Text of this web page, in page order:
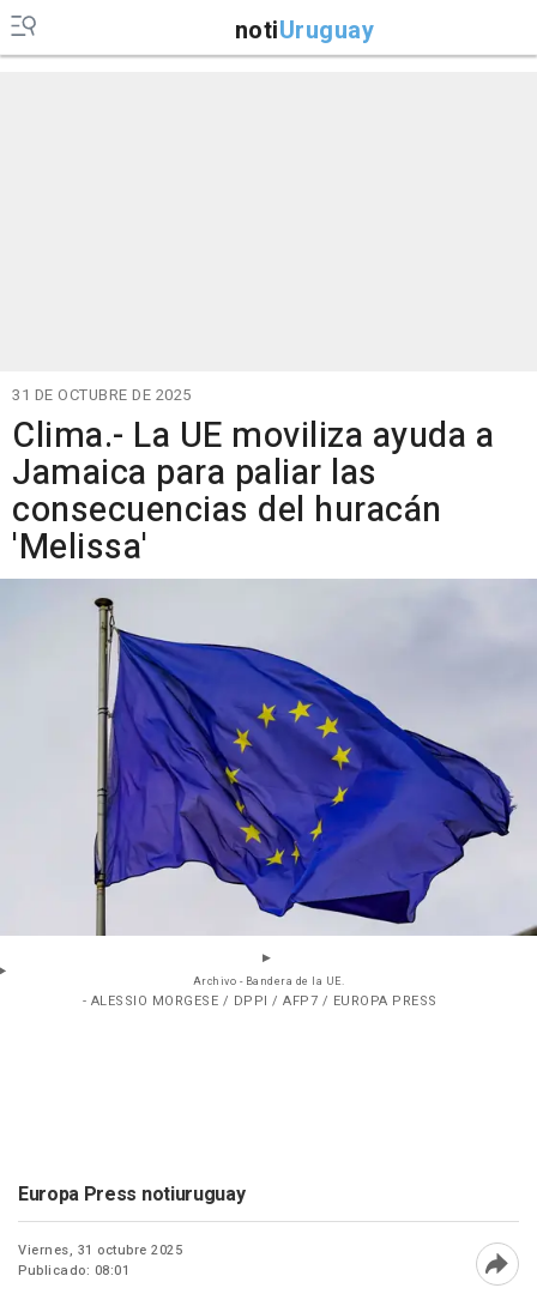
notiUruguay
31 DE OCTUBRE DE 2025
Clima.- La UE moviliza ayuda a
Jamaica para paliar las
consecuencias del huracán
'Melissa'
Archivo - Bandera de la UE.
- ALESSIO MORGESE / DPPI / AFP7 / EUROPA PRESS
Europa Press notiuruguay
Viernes, 31 octubre 2025
Publicado: 08:01